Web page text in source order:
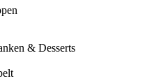
& Desserts